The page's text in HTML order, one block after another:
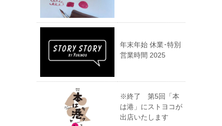
年末年始 休業･特別
営業時間 2025
※終了 第5回「本
は港」にストヨコが
出店いたします